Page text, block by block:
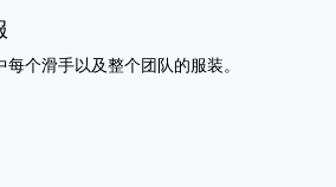
个滑手以及整个团队的服装。